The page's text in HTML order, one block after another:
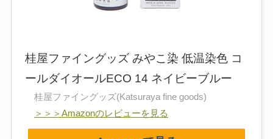
桂屋ファイングッズ みやこ染 低温染色 コ
ールダイオールECO 14 ネイビーブルー
桂屋ファイングッズ(Katsuraya fine goods)
＞＞＞Amazonのレビューを見る